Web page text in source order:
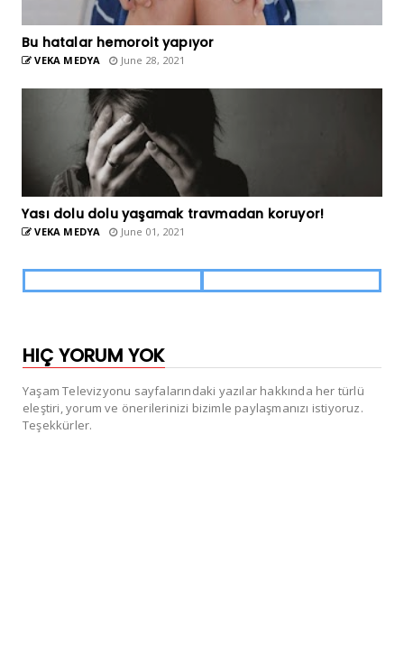
Bu hatalar hemoroit yapıyor
VEKA MEDYA June 28, 2021
Yası dolu dolu yaşamak travmadan koruyor!
VEKA MEDYA June 01, 2021
HIÇ YORUM YOK
Yaşam Televizyonu sayfalarındaki yazılar hakkında her türlü
eleştiri, yorum ve önerilerinizi bizimle paylaşmanızı istiyoruz.
Teşekkürler.